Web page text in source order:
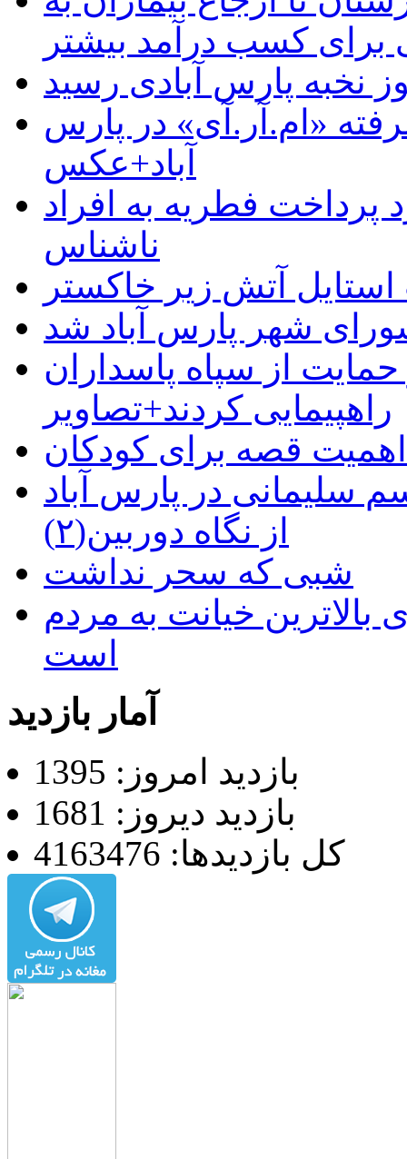
کسب درآمد بیشتر
نخبه پارس آبادی رسید
«ام.آر.آی» در پارس
آباد+عکس
پرداخت فطریه به افراد
ناشناس
آتش زیر خاکستر
شهر پارس آباد شد
از سپاه پاسداران
راهپیمایی کردند+تصاویر
سلیمانی در پارس آباد
از نگاه دوربین(۲)
شبی که سحر نداشت
خیانت به مردم
است
آمار بازدید
بازدید امروز: 1395
بازدید دیروز: 1681
کل بازدیدها: 4163476